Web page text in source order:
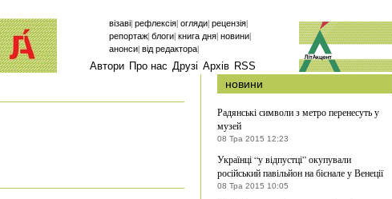
візаві| рефлексія| огляди| рецензія|
репортаж| блоги| книга дня| новини|
анонси| від редактора|
Автори Про нас Друзі Архів RSS
новини
Радянські символи з метро перенесуть у
музей
08 Тра 2015 12:23
Українці “у відпустці” окупували
російський павільйон на бієнале у Венеції
08 Тра 2015 10:05